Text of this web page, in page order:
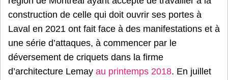
construction de celle qui doit ouvrir ses portes à
Laval en 2021 ont fait face à des manifestations et à
une série d’attaques, à commencer par le
déversement de criquets dans la firme
d’architecture Lemay au printemps 2018. En juillet